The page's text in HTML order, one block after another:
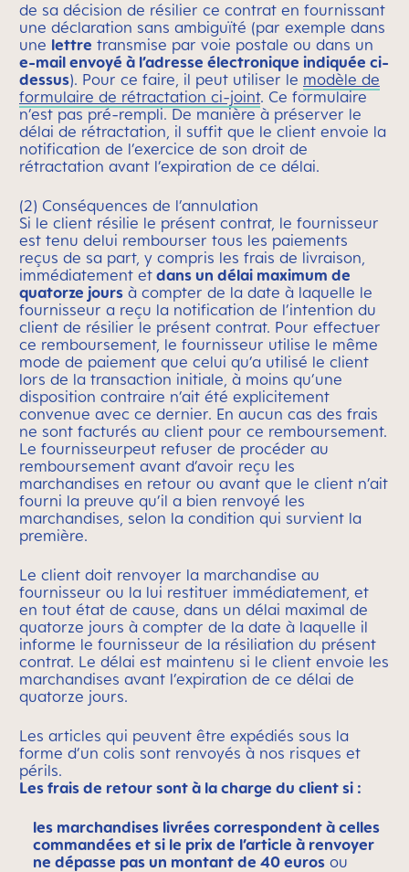
de sa décision de résilier ce contrat en fournissant
une déclaration sans ambiguïté (par exemple dans
une lettre transmise par voie postale ou dans un
e-mail envoyé à l’adresse électronique indiquée ci-
dessus). Pour ce faire, il peut utiliser le modèle de
formulaire de rétractation ci-joint. Ce formulaire
n’est pas pré-rempli. De manière à préserver le
délai de rétractation, il suffit que le client envoie la
notification de l’exercice de son droit de
rétractation avant l’expiration de ce délai.
(2) Conséquences de l’annulation
Si le client résilie le présent contrat, le fournisseur
est tenu delui rembourser tous les paiements
reçus de sa part, y compris les frais de livraison,
immédiatement et dans un délai maximum de
quatorze jours à compter de la date à laquelle le
fournisseur a reçu la notification de l’intention du
client de résilier le présent contrat. Pour effectuer
ce remboursement, le fournisseur utilise le même
mode de paiement que celui qu’a utilisé le client
lors de la transaction initiale, à moins qu’une
disposition contraire n’ait été explicitement
convenue avec ce dernier. En aucun cas des frais
ne sont facturés au client pour ce remboursement.
Le fournisseurpeut refuser de procéder au
remboursement avant d’avoir reçu les
marchandises en retour ou avant que le client n’ait
fourni la preuve qu’il a bien renvoyé les
marchandises, selon la condition qui survient la
première.
Le client doit renvoyer la marchandise au
fournisseur ou la lui restituer immédiatement, et
en tout état de cause, dans un délai maximal de
quatorze jours à compter de la date à laquelle il
informe le fournisseur de la résiliation du présent
contrat. Le délai est maintenu si le client envoie les
marchandises avant l’expiration de ce délai de
quatorze jours.
Les articles qui peuvent être expédiés sous la
forme d’un colis sont renvoyés à nos risques et
périls.
Les frais de retour sont à la charge du client si :
les marchandises livrées correspondent à celles
commandées et si le prix de l’article à renvoyer
ne dépasse pas un montant de 40 euros ou